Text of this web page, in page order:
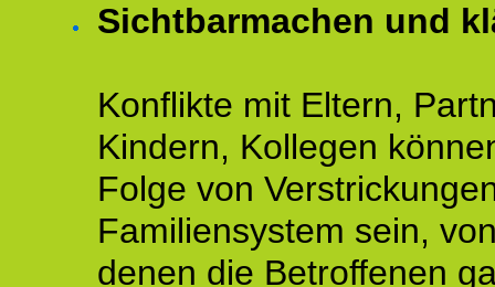
Sichtbarmachen und
Konflikte mit Eltern,
Kindern, Kollegen
Folge von
Familiensystem sein,
denen die Betroffenen